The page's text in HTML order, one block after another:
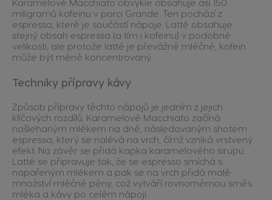
Karamelové Macchiato obvykle obsahuje asi 150
miligramů kofeinu v porci Grande. Ten pochází z
espressa, které je součástí nápoje. Latté obsahuje
stejný obsah espressa (a tím i kofeinu) v podobné
velikosti, ale protože latté je převážně mléčné, kofein
může být méně koncentrovaný.
Techniky přípravy kávy
Způsob přípravy těchto nápojů je jedním z jejich
klíčových rozdílů. Karamelové Macchiato začíná
našlehaným mlékem na dně, následovaným shotem
espressa, který se nalévá na vrch, čímž vzniká vrstvený
efekt. Na závěr se přidá kapka karamelového sirupu.
Latté se připravuje tak, že se espresso smíchá s
napařeným mlékem a pak se na vrch přidá malé
množství mléčné pěny, což vytváří rovnoměrnou směs
mléka a kávy po celém nápoji.